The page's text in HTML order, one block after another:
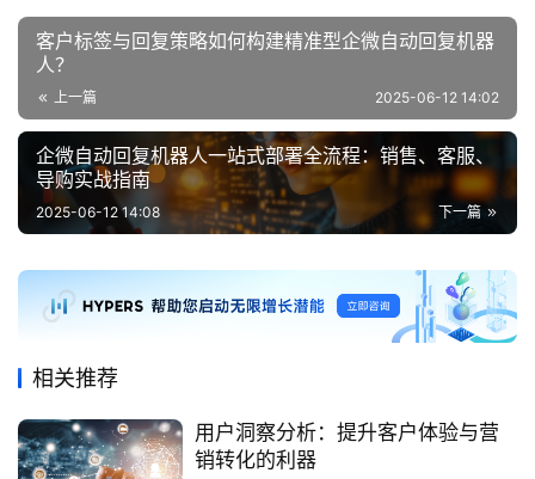
客户标签与回复策略如何构建精准型企微自动回复机器
人？
上一篇 2025-06-12 14:02
企微自动回复机器人一站式部署全流程：销售、客服、
导购实战指南
下一篇
2025-06-12 14:08
相关推荐
用户洞察分析：提升客户体验与营
销转化的利器